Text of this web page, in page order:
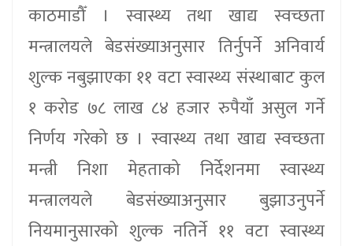
काठमाडौँ । स्वास्थ्य तथा खाद्य स्वच्छता
मन्त्रालयले बेडसंख्याअनुसार तिर्नुपर्ने अनिवार्य
शुल्क नबुझाएका ११ वटा स्वास्थ्य संस्थाबाट कुल
१ करोड ७८ लाख ८४ हजार रुपैयाँ असुल गर्ने
निर्णय गरेको छ । स्वास्थ्य तथा खाद्य स्वच्छता
मन्त्री निशा मेहताको निर्देशनमा स्वास्थ्य
मन्त्रालयले बेडसंख्याअनुसार बुझाउनुपर्ने
नियमानुसारको शुल्क नतिर्ने ११ वटा स्वास्थ्य